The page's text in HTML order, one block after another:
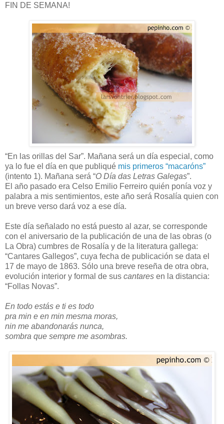
FIN DE SEMANA!
“En las orillas del Sar”. Mañana será un día especial, como
ya lo fue el día en que publiqué mis primeros “macaróns”
(intento 1). Mañana será “O Día das Letras Galegas”.
El año pasado era Celso Emilio Ferreiro quién ponía voz y
palabra a mis sentimientos, este año será Rosalía quien con
un breve verso dará voz a ese día.
Este día señalado no está puesto al azar, se corresponde
con el aniversario de la publicación de una de las obras (o
La Obra) cumbres de Rosalía y de la literatura gallega:
“Cantares Gallegos”, cuya fecha de publicación se data el
17 de mayo de 1863. Sólo una breve reseña de otra obra,
evolución interior y formal de sus cantares en la distancia:
“Follas Novas”.
En todo estás e ti es todo
pra min e en min mesma moras,
nin me abandonarás nunca,
sombra que sempre me asombras.